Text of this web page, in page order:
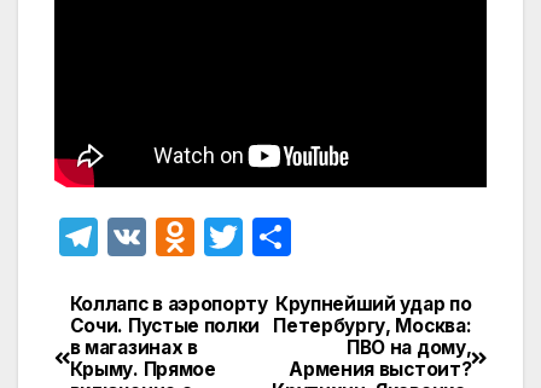
T
e
gr
V
O
n
o
T
itt п
р
Навигация
по
Крупнейший удар по
Петербургу, Москва:
ПВО на дому,
Армения выстоит?
Коллапс в аэропорту
Сочи. Пустые полки
в магазинах в
Крыму. Прямое